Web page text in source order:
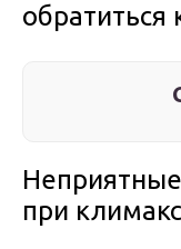
обратиться
при